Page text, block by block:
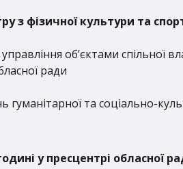
з фізичної культури та
об’єктами спільної
ради
гуманітарної та соціально-
у пресцентрі обласної